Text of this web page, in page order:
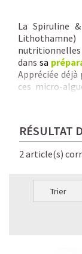
La Spiruline
dans sa
Appréciée
ces micro-
naturels,
Nous vous
qualité
savoir-
température
RÉSULTAT
2 article(s)
Trier